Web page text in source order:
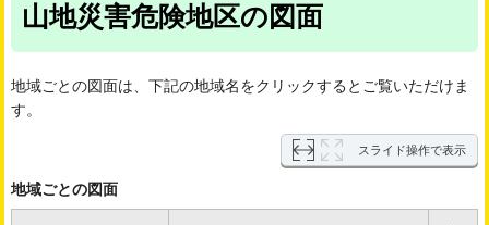
山地災害危険地区の図面
地域ごとの図面は、下記の地域名をクリックするとご覧いただけま
す。
スライド操作で表示
地域ごとの図面